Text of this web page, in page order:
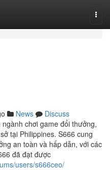
News
Discuss
chơi game đổi thưởng,
tại Philippines. S666 cung
an toàn và hấp dẫn, với các
đã đạt được
users/s666ceo/